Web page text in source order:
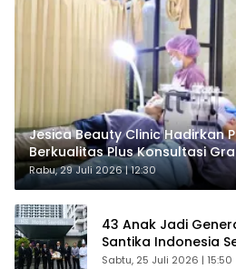
Jesica Beauty Clinic Hadirkan
Berkualitas Plus Konsultasi
Rabu, 29 Juli 2026 | 12:30
43 Anak Jadi
Santika Indonesia
Sabtu, 25 Juli 2026 | 15:50